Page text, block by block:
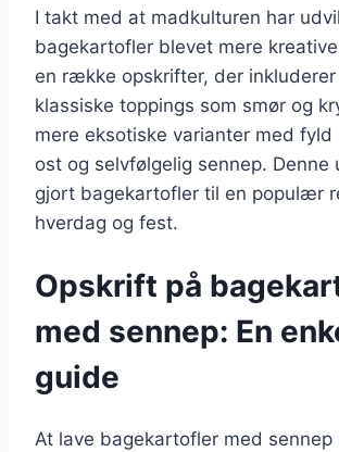
I takt med at madkulturen har
bagekartofler blevet mere
en række opskrifter, der
klassiske toppings som smør og
mere eksotiske varianter med fyld
ost og selvfølgelig sennep. Denne
gjort bagekartofler til en populær
hverdag og fest.
Opskrift på
med sennep: En
guide
At lave bagekartofler med sennep